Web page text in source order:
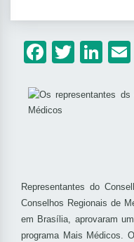
Representantes do
Conselhos Regionais de
em Brasília, aprovaram
programa Mais Médicos.